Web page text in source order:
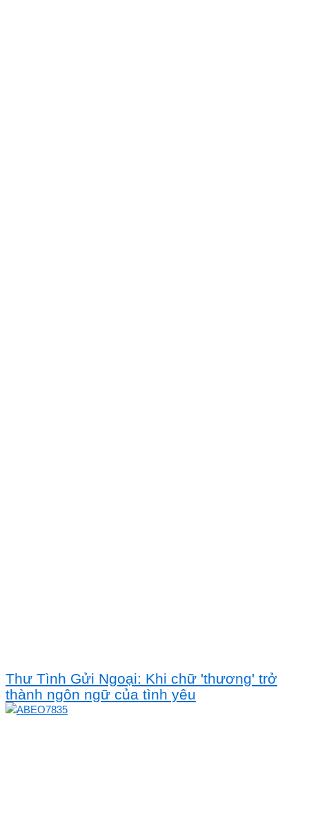
Thư Tình Gửi Ngoại: Khi chữ 'thương' trở
thành ngôn ngữ của tình yêu